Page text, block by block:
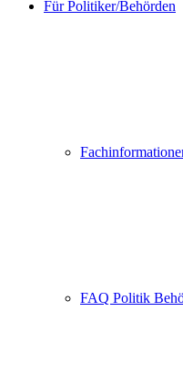
Für Politiker/Behörden
FAQ Politik